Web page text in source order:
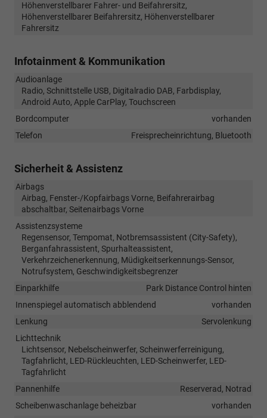
Höhenverstellbarer Fahrer- und Beifahrersitz,
Höhenverstellbarer Beifahrersitz, Höhenverstellbarer
Fahrersitz
Infotainment & Kommunikation
Audioanlage
Radio, Schnittstelle USB, Digitalradio DAB, Farbdisplay,
Android Auto, Apple CarPlay, Touchscreen
Bordcomputer
vorhanden
Telefon
Freisprecheinrichtung, Bluetooth
Sicherheit & Assistenz
Airbags
Airbag, Fenster-/Kopfairbags Vorne, Beifahrerairbag
abschaltbar, Seitenairbags Vorne
Assistenzsysteme
Regensensor, Tempomat, Notbremsassistent (City-Safety),
Berganfahrassistent, Spurhalteassistent,
Verkehrzeichenerkennung, Müdigkeitserkennungs-Sensor,
Notrufsystem, Geschwindigkeitsbegrenzer
Einparkhilfe
Park Distance Control hinten
Innenspiegel automatisch abblendend
vorhanden
Lenkung
Servolenkung
Lichttechnik
Lichtsensor, Nebelscheinwerfer, Scheinwerferreinigung,
Tagfahrlicht, LED-Rückleuchten, LED-Scheinwerfer, LED-
Tagfahrlicht
Pannenhilfe
Reserverad, Notrad
Scheibenwaschanlage beheizbar
vorhanden